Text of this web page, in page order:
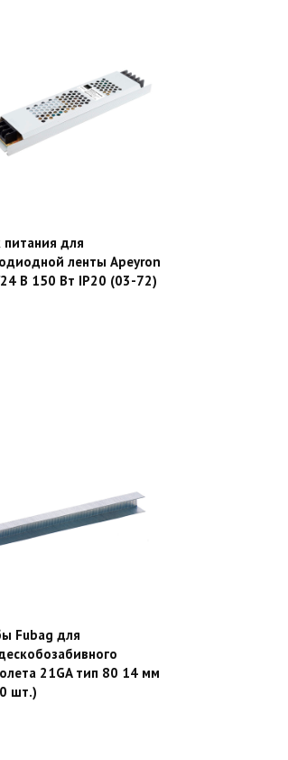
питания для
ленты Apeyron
В 150 Вт IP20 (03-72)
Fubag для
21GA тип 80 14 мм
шт.)